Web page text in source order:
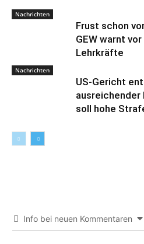
Nachrichten
Frust schon
GEW warnt
Lehrkräfte
Nachrichten
US-Gericht
soll hohe
Info bei neuen Kommentaren